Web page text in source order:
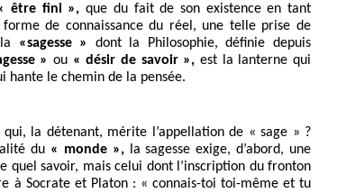
être fini », que du fait de son existence en tant
de connaissance du réel, une telle prise de
«sagesse »
dont la Philosophie, définie depuis
» ou « désir de savoir », est la lanterne qui
hante le chemin de la pensée.
qui, la détenant, mérite l’appellation de « sage » ?
du « monde »,la sagesse exige, d’abord, une
quel savoir, mais celui dont l’inscription du fronton
à Socrate et Platon : « connais-toi toi-même et tu